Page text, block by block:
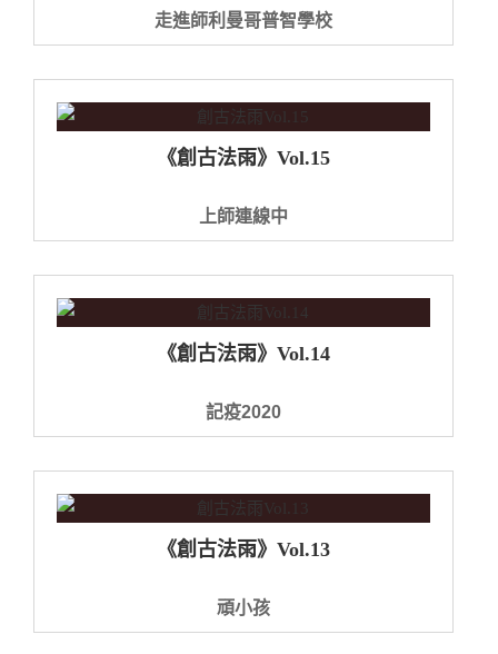
走進師利曼哥普智學校
《創古法雨》Vol.15
上師連線中
《創古法雨》Vol.14
記疫2020
《創古法雨》Vol.13
頑小孩